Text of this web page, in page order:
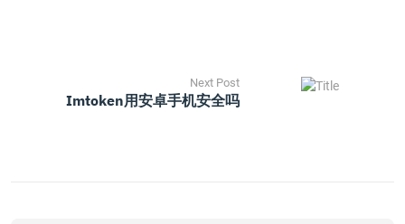
Next Post
Imtoken用安卓手机安全吗